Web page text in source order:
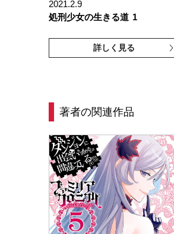
2021.2.9
処刑少女の生きる道 1
詳しく見る
著者の関連作品